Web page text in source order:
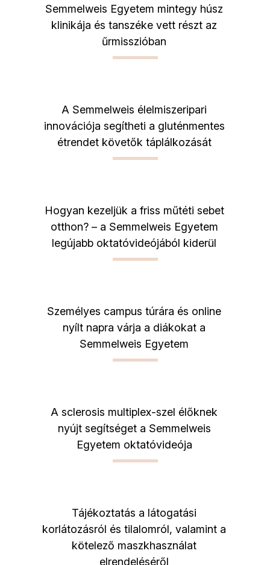
Semmelweis Egyetem mintegy húsz
klinikája és tanszéke vett részt az
űrmisszióban
A Semmelweis élelmiszeripari
innovációja segítheti a gluténmentes
étrendet követők táplálkozását
Hogyan kezeljük a friss műtéti sebet
otthon? – a Semmelweis Egyetem
legújabb oktatóvideójából kiderül
Személyes campus túrára és online
nyílt napra várja a diákokat a
Semmelweis Egyetem
A sclerosis multiplex-szel élőknek
nyújt segítséget a Semmelweis
Egyetem oktatóvideója
Tájékoztatás a látogatási
korlátozásról és tilalomról, valamint a
kötelező maszkhasználat
elrendeléséről